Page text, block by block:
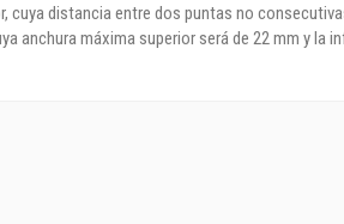
distancia entre dos puntas no
anchura máxima superior será de 22 mm y la